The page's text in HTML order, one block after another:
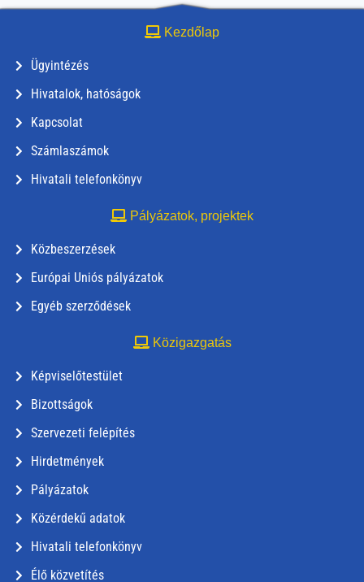
Kezdőlap
Ügyintézés
Hivatalok, hatóságok
Kapcsolat
Számlaszámok
Hivatali telefonkönyv
Pályázatok, projektek
Közbeszerzések
Európai Uniós pályázatok
Egyéb szerződések
Közigazgatás
Képviselőtestület
Bizottságok
Szervezeti felépítés
Hirdetmények
Pályázatok
Közérdekű adatok
Hivatali telefonkönyv
Élő közvetítés